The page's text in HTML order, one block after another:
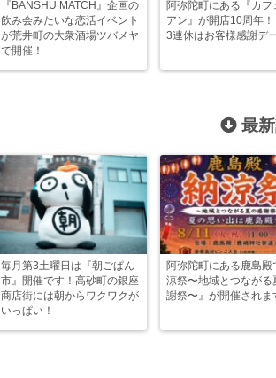
『BANSHU MATCH』企画の
飲み会みたいな恋活イベント
が荒井町の大衆酒場ツバメヤ
で開催！
阿弥陀町にある『カフ
アン』が開店10周年
3連休はお客様感謝デ
最
毎月第3土曜日は『朝ごぱん
市』開催です！高砂町の銀座
商店街には朝からワクワクが
いっぱい！
阿弥陀町にある鹿島殿
涼祭〜地域とつながる
謝祭〜』が開催されま